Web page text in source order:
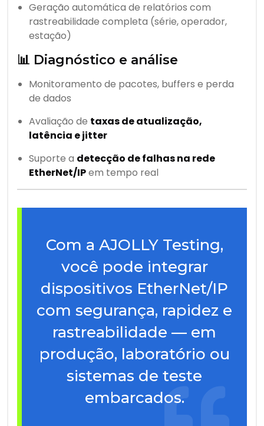
Geração automática de relatórios com
rastreabilidade completa (série, operador,
estação)
📊 Diagnóstico e análise
Monitoramento de pacotes, buffers e perda
de dados
Avaliação de taxas de atualização,
latência e jitter
Suporte a detecção de falhas na rede
EtherNet/IPem tempo real
Com a AJOLLY Testing,
você pode integrar
dispositivos EtherNet/IP
com segurança, rapidez e
rastreabilidade — em
produção, laboratório ou
sistemas de teste
embarcados.